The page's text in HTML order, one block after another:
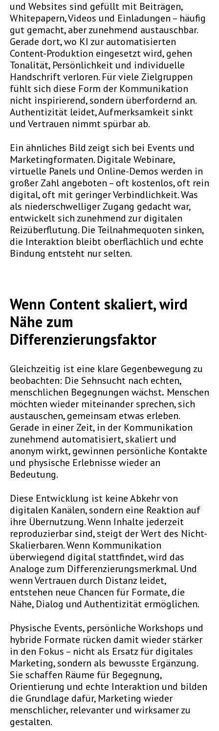
und Websites sind gefüllt mit Beiträgen,
Whitepapern, Videos und Einladungen – häufig
gut gemacht, aber zunehmend austauschbar.
Gerade dort, wo KI zur automatisierten
Content-Produktion eingesetzt wird, gehen
Tonalität, Persönlichkeit und individuelle
Handschrift verloren. Für viele Zielgruppen
fühlt sich diese Form der Kommunikation
nicht inspirierend, sondern überfordernd an.
Authentizität leidet, Aufmerksamkeit sinkt
und Vertrauen nimmt spürbar ab.
Ein ähnliches Bild zeigt sich bei Events und
Marketingformaten. Digitale Webinare,
virtuelle Panels und Online-Demos werden in
großer Zahl angeboten – oft kostenlos, oft rein
digital, oft mit geringer Verbindlichkeit. Was
als niederschwelliger Zugang gedacht war,
entwickelt sich zunehmend zur digitalen
Reizüberflutung. Die Teilnahmequoten sinken,
die Interaktion bleibt oberflächlich und echte
Bindung entsteht nur selten.
Wenn Content skaliert, wird
Nähe zum
Differenzierungsfaktor
Gleichzeitig ist eine klare Gegenbewegung zu
beobachten: Die Sehnsucht nach echten,
menschlichen Begegnungen wächst. Menschen
möchten wieder miteinander sprechen, sich
austauschen, gemeinsam etwas erleben.
Gerade in einer Zeit, in der Kommunikation
zunehmend automatisiert, skaliert und
anonym wirkt, gewinnen persönliche Kontakte
und physische Erlebnisse wieder an
Bedeutung.
Diese Entwicklung ist keine Abkehr von
digitalen Kanälen, sondern eine Reaktion auf
ihre Übernutzung. Wenn Inhalte jederzeit
reproduzierbar sind, steigt der Wert des Nicht-
Skalierbaren. Wenn Kommunikation
überwiegend digital stattfindet, wird das
Analoge zum Differenzierungsmerkmal. Und
wenn Vertrauen durch Distanz leidet,
entstehen neue Chancen für Formate, die
Nähe, Dialog und Authentizität ermöglichen.
Physische Events, persönliche Workshops und
hybride Formate rücken damit wieder stärker
in den Fokus – nicht als Ersatz für digitales
Marketing, sondern als bewusste Ergänzung.
Sie schaffen Räume für Begegnung,
Orientierung und echte Interaktion und bilden
die Grundlage dafür, Marketing wieder
menschlicher, relevanter und wirksamer zu
gestalten.